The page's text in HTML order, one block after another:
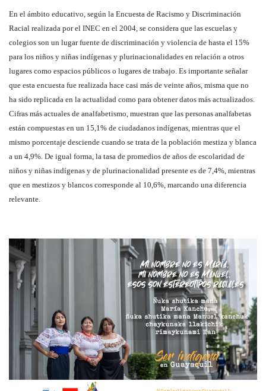
En el ámbito educativo, según la Encuesta de Racismo y Discriminación
Racial realizada por el INEC en el 2004, se considera que las escuelas y
colegios son un lugar fuente de discriminación y violencia de hasta el 15%
para los niños y niñas indígenas y plurinacionalidades en relación a otros
lugares como espacios públicos o lugares de trabajo. Es importante señalar
que esta encuesta fue realizada hace casi más de veinte años, misma que no
ha sido replicada en la actualidad como para obtener datos más actualizados.
Cifras más actuales de analfabetismo, muestran que las personas analfabetas
están compuestas en un 15,1% de ciudadanos indígenas, mientras que el
mismo porcentaje desciende cuando se trata de la población mestiza y blanca
a un 4,9%. De igual forma, la tasa de promedios de años de escolaridad de
niños y niñas indígenas y de plurinacionalidad presente es de 7,4%, mientras
que en mestizos y blancos corresponde al 10,6%, marcando una diferencia
relevante.